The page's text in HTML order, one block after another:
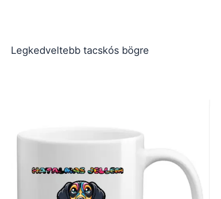
Legkedveltebb tacskós bögre